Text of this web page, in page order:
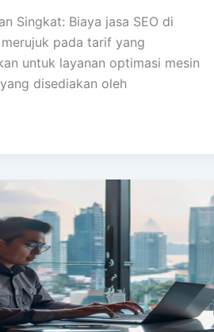
Singkat: Biaya jasa SEO di
pada tarif yang
untuk layanan optimasi mesin
disediakan oleh